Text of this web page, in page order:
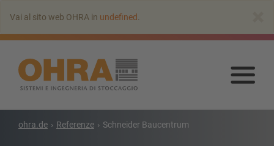
all’indice
principale
Vai al sito web OHRA in undefined
Vai
ohra.de Referenze Schneider Baucentrum